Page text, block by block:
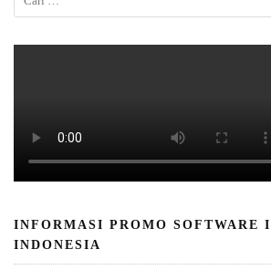
INFORMASI PROMO SOFTWARE
INDONESIA